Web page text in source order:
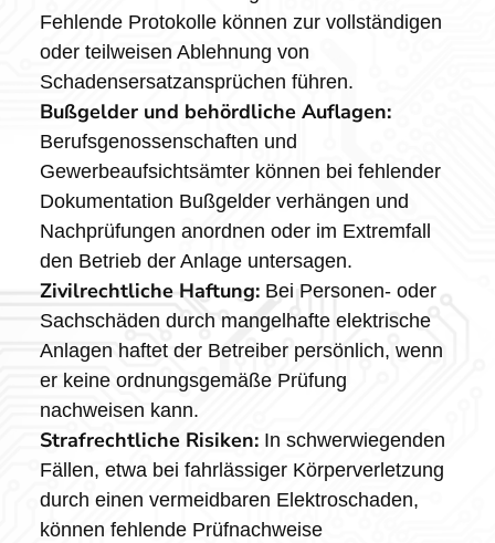
Fehlende Protokolle können zur vollständigen
oder teilweisen Ablehnung von
Schadensersatzansprüchen führen.
Bußgelder und behördliche Auflagen:
Berufsgenossenschaften und
Gewerbeaufsichtsämter können bei fehlender
Dokumentation Bußgelder verhängen und
Nachprüfungen anordnen oder im Extremfall
den Betrieb der Anlage untersagen.
Zivilrechtliche Haftung:Bei Personen- oder
Sachschäden durch mangelhafte elektrische
Anlagen haftet der Betreiber persönlich, wenn
er keine ordnungsgemäße Prüfung
nachweisen kann.
Strafrechtliche Risiken:In schwerwiegenden
Fällen, etwa bei fahrlässiger Körperverletzung
durch einen vermeidbaren Elektroschaden,
können fehlende Prüfnachweise